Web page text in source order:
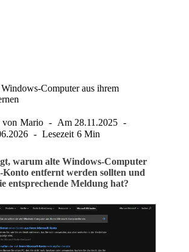
Computer aus ihrem
von Mario Am 28.11.2025
Lesezeit 6 Min
warum alte Windows-Computer
entfernt werden sollten und
entsprechende Meldung hat?